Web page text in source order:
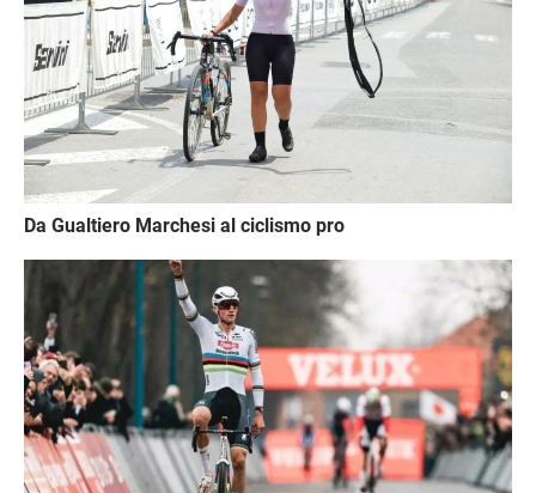
Da Gualtiero Marchesi al ciclismo pro